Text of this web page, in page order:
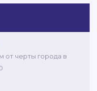
от черты города в